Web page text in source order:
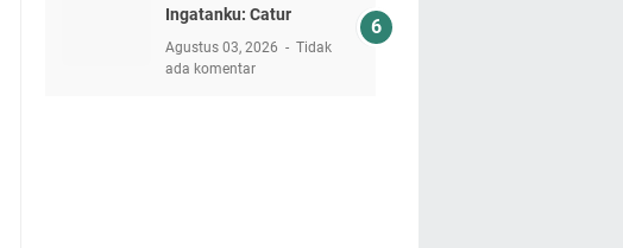
Ingatanku: Catur
Agustus 03, 2026
Tidak
ada komentar